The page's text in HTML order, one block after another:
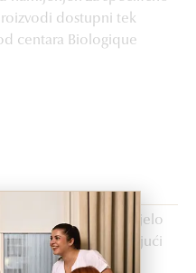
dostupni tek
centara Biologique
stres tretman za cijelo
tijela zahvaljujući
aktivni sastojci koži